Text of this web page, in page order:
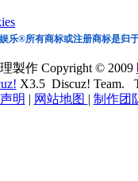
乐®所有商标或注册商标是归
製作 Copyright © 2009
X3.5 Discuz! Team.
明 | 网站地图 | 制作团